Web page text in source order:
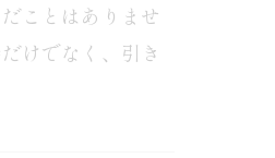
ことはありませ
けでなく、引き